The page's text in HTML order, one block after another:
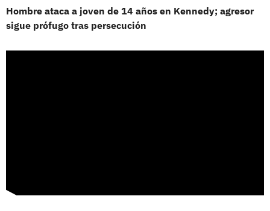
Hombre ataca a joven de 14 años en Kennedy; agresor
sigue prófugo tras persecución